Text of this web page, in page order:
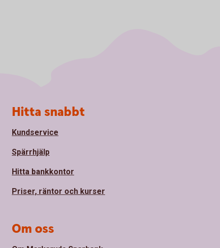
Sidfot
Hitta snabbt
Kundservice
Spärrhjälp
Hitta bankkontor
Priser, räntor och kurser
Om oss